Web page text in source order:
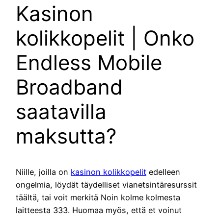
Kasinon
kolikkopelit | Onko
Endless Mobile
Broadband
saatavilla
maksutta?
Niille, joilla on kasinon kolikkopelit edelleen
ongelmia, löydät täydelliset vianetsintäresurssit
täältä, tai voit merkitä Noin kolme kolmesta
laitteesta 333. Huomaa myös, että et voinut